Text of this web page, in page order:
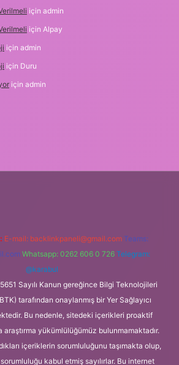
için admin
için Alpay
için admin
için Duru
için admin
E-mail: backlinkpaneli@gmail.com Teams:
Whatsapp: 0262 606 0 726 Telegram:
@karabul
Sayılı Kanun gereğince Bilgi Teknolojileri
tarafından onaylanmış bir Yer Sağlayıcı
Bu nedenle, sitedeki içerikleri proaktif
yükümlülüğümüz bulunmamaktadır.
içeriklerin sorumluluğunu taşımakta olup,
kabul etmiş sayılırlar. Bu internet